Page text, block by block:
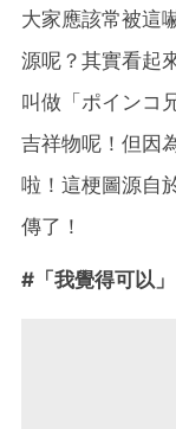
大家應該常被這
源呢？其實看起
叫做「ポインコ
吉祥物呢！但因
啦！這梗圖源自
傳了！
#「我覺得可以」